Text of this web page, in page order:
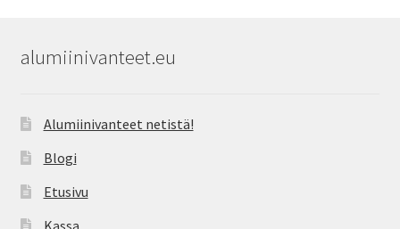
alumiinivanteet.eu
Alumiinivanteet netistä!
Blogi
Etusivu